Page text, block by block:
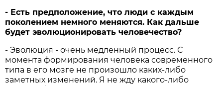
- Есть предположение, что люди с каждым
поколением немного меняются. Как дальше
будет эволюционировать человечество?
- Эволюция - очень медленный процесс. С
момента формирования человека с­овременного
типа в его мозге не произошло каких-либо
заметных изменений. Я не жду какого-либо